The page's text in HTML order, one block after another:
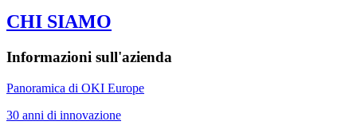
CHI SIAMO
Informazioni sull'azienda
Panoramica di OKI Europe
30 anni di innovazione